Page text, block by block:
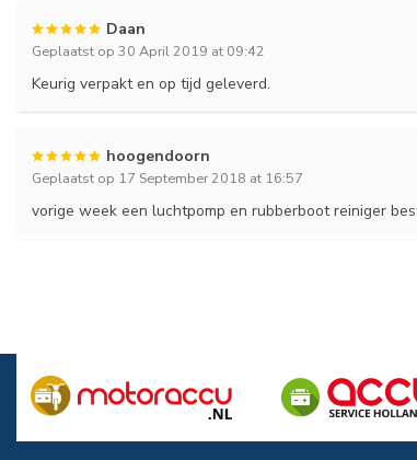
Daan
Geplaatst op 30 April 2019 at 09:42
Keurig verpakt en op tijd geleverd.
hoogendoorn
Geplaatst op 17 September 2018 at 16:57
vorige week een luchtpomp en rubberboot reiniger